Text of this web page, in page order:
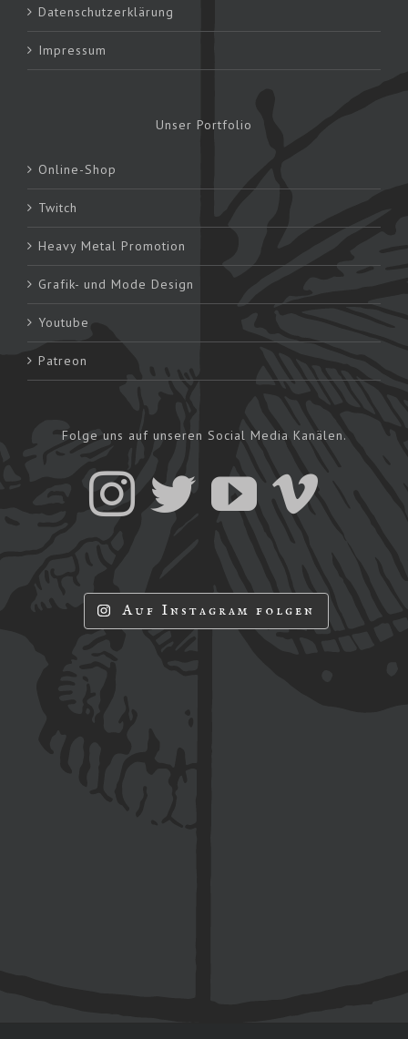
Datenschutzerklärung
Impressum
Unser Portfolio
Online-Shop
Twitch
Heavy Metal Promotion
Grafik- und Mode Design
Youtube
Patreon
Folge uns auf unseren Social Media Kanälen.
Auf Instagram folgen